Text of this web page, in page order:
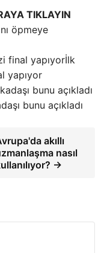
TIKLAYIN
öpmeye
İlk
yapıyor
bunu açıkladı
akıllı
nasıl
→